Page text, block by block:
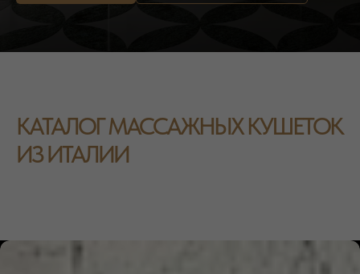
КАТАЛОГ МАССАЖНЫХ КУШЕТОК
ИЗ ИТАЛИИ